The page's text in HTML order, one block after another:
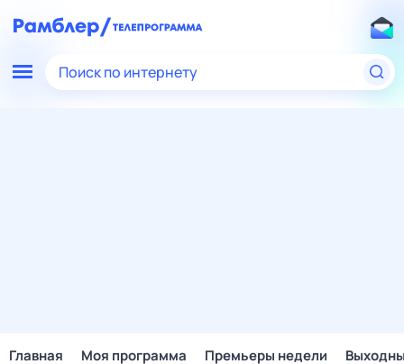
Поиск по интернету
Главная Моя программа Премьеры недели